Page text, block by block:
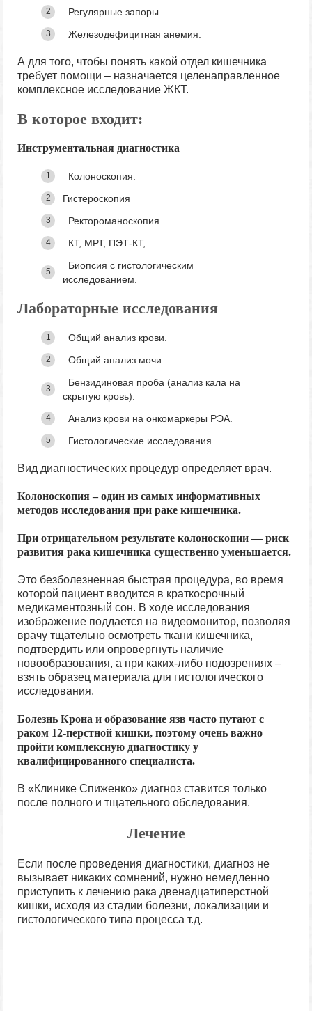
Регулярные запоры.
Железодефицитная анемия.
А для того, чтобы понять какой отдел кишечника
требует помощи – назначается целенаправленное
комплексное исследование ЖКТ.
В которое входит:
Инструментальная диагностика
Колоноскопия.
Гистероскопия
Ректороманоскопия.
КТ, МРТ, ПЭТ-КТ,
Биопсия с гистологическим
исследованием.
Лабораторные исследования
Общий анализ крови.
Общий анализ мочи.
Бензидиновая проба (анализ кала на
скрытую кровь).
Анализ крови на онкомаркеры РЭА.
Гистологические исследования.
Вид диагностических процедур определяет врач.
Колоноскопия – один из самых информативных
методов исследования при раке кишечника.
При отрицательном результате колоноскопии — риск
развития рака кишечника существенно уменьшается.
Это безболезненная быстрая процедура, во время
которой пациент вводится в краткосрочный
медикаментозный сон. В ходе исследования
изображение поддается на видеомонитор, позволяя
врачу тщательно осмотреть ткани кишечника,
подтвердить или опровергнуть наличие
новообразования, а при каких-либо подозрениях –
взять образец материала для гистологического
исследования.
Болезнь Крона и образование язв часто путают с
раком 12-перстной кишки, поэтому очень важно
пройти комплексную диагностику у
квалифицированного специалиста.
В «Клинике Спиженко» диагноз ставится только
после полного и тщательного обследования.
Лечение
Если после проведения диагностики, диагноз не
вызывает никаких сомнений, нужно немедленно
приступить к лечению рака двенадцатиперстной
кишки, исходя из стадии болезни, локализации и
гистологического типа процесса т.д.